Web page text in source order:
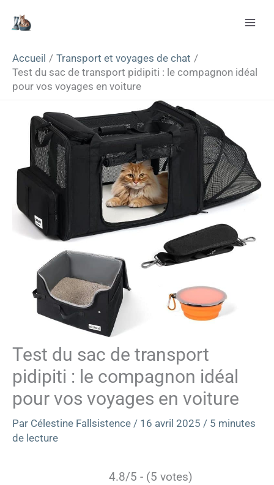
Accueil
Transport et voyages de chat
Test du sac de transport pidipiti : le compagnon idéal
pour vos voyages en voiture
Test du sac de transport
pidipiti : le compagnon idéal
pour vos voyages en voiture
Par Célestine Fallsistence / 16 avril 2025 / 5 minutes
de lecture
4.8/5 - (5 votes)